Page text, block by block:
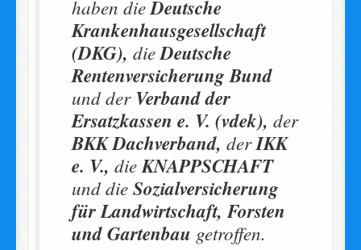
haben dieDeutsche
Krankenhausgesellschaft
(DKG), dieDeutsche
Rentenversicherung Bund
und derVerband der
Ersatzkassen e. V. (vdek), der
BKK Dachverband, derIKK
e. V., dieKNAPPSCHAFT
und dieSozialversicherung
für Landwirtschaft, Forsten
und Gartenbau getroffen.